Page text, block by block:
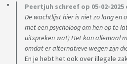
Peertjuh schreef op 05-02-2025
De wachtlijst hier is niet zo lang en
met een psycholoog om hen op te
uitspreken wat) Het kan allemaal
omdat er alternatieve wegen zijn
En je hebt het ook over illegale